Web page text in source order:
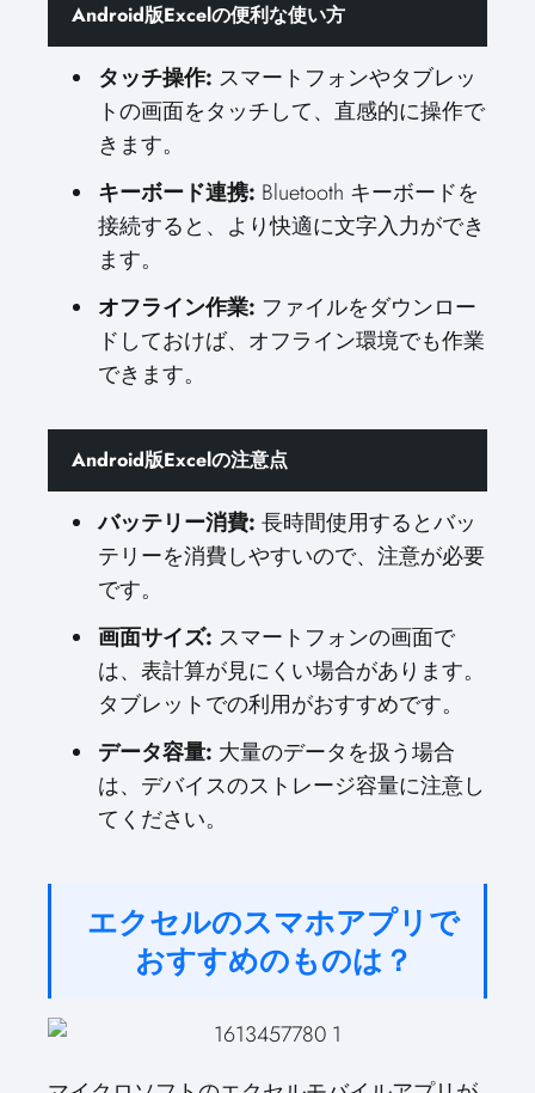
Android版Excelの便利な使い方
タッチ操作: スマートフォンやタブレッ
トの画面をタッチして、直感的に操作で
きます。
キーボード連携: Bluetooth キーボードを
接続すると、より快適に文字入力ができ
ます。
オフライン作業: ファイルをダウンロー
ドしておけば、オフライン環境でも作業
できます。
Android版Excelの注意点
バッテリー消費: 長時間使用するとバッ
テリーを消費しやすいので、注意が必要
です。
画面サイズ: スマートフォンの画面で
は、表計算が見にくい場合があります。
タブレットでの利用がおすすめです。
データ容量: 大量のデータを扱う場合
は、デバイスのストレージ容量に注意し
てください。
エクセルのスマホアプリで
おすすめのものは？